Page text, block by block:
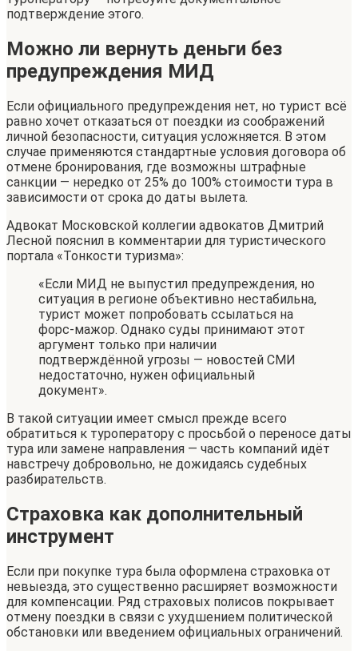
подтверждение этого.
Можно ли вернуть деньги без
предупреждения МИД
Если официального предупреждения нет, но турист всё
равно хочет отказаться от поездки из соображений
личной безопасности, ситуация усложняется. В этом
случае применяются стандартные условия договора об
отмене бронирования, где возможны штрафные
санкции — нередко от 25% до 100% стоимости тура в
зависимости от срока до даты вылета.
Адвокат Московской коллегии адвокатов Дмитрий
Лесной пояснил в комментарии для туристического
портала «Тонкости туризма»:
«Если МИД не выпустил предупреждения, но
ситуация в регионе объективно нестабильна,
турист может попробовать ссылаться на
форс-мажор. Однако суды принимают этот
аргумент только при наличии
подтверждённой угрозы — новостей СМИ
недостаточно, нужен официальный
документ».
В такой ситуации имеет смысл прежде всего
обратиться к туроператору с просьбой о переносе даты
тура или замене направления — часть компаний идёт
навстречу добровольно, не дожидаясь судебных
разбирательств.
Страховка как дополнительный
инструмент
Если при покупке тура была оформлена страховка от
невыезда, это существенно расширяет возможности
для компенсации. Ряд страховых полисов покрывает
отмену поездки в связи с ухудшением политической
обстановки или введением официальных ограничений.